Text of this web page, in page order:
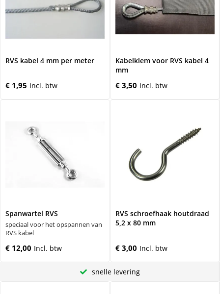
RVS kabel 4 mm per meter
€ 1,95
Kabelklem voor RVS kabel 4
mm
€ 3,50
Spanwartel RVS
speciaal voor het opspannen van
RVS kabel
€ 12,00
RVS schroefhaak houtdraad
5,2 x 80 mm
€ 3,00
snelle levering